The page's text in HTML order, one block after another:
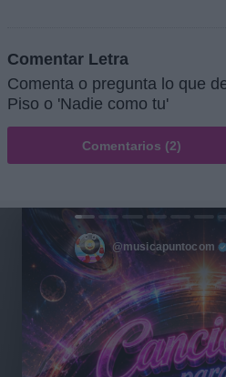
Comentar Letra
Comenta o pregunta lo que
Piso o 'Nadie como tu'
Comentarios (2)
@musicapuntocom